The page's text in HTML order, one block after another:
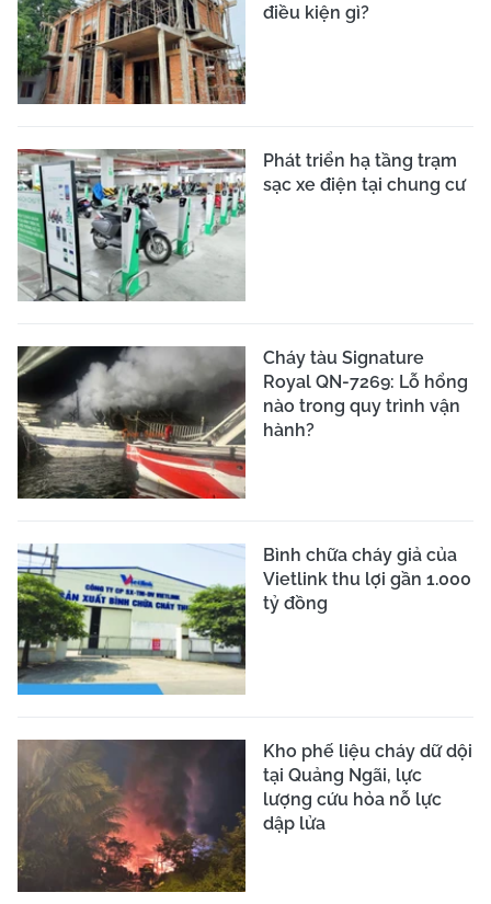
điều kiện gì?
Phát triển hạ tầng trạm
sạc xe điện tại chung cư
Cháy tàu Signature
Royal QN-7269: Lỗ hổng
nào trong quy trình vận
hành?
Bình chữa cháy giả của
Vietlink thu lợi gần 1.000
tỷ đồng
Kho phế liệu cháy dữ dội
tại Quảng Ngãi, lực
lượng cứu hỏa nỗ lực
dập lửa